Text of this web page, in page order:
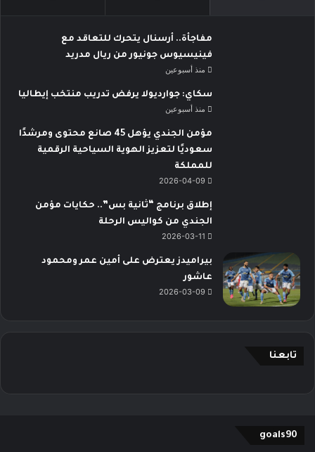
مفاجأة.. أرسنال يتحرك للتعاقد مع
فينيسيوس جونيور من ريال مدريد
منذ أسبوعين
سكاي: جوارديولا يرفض تدريب منتخب إيطاليا
منذ أسبوعين
مؤمن الجندي يؤهل 45 صانع محتوى ومرشدًا
سعوديًا لتعزيز الهوية السياحية الرقمية
للمملكة
2026-04-09
إطلاق برنامج “ثانية بس”.. حكايات مؤمن
الجندي من كواليس الرحلة
2026-03-11
بيراميدز يعترض على أمين عمر ومحمود
عاشور
2026-03-09
تابعنا
goals90